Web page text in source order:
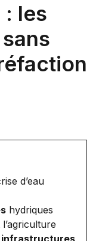
: les
d’eau
hydriques
infrastructures